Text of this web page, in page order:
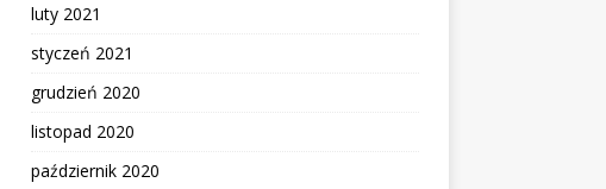
luty 2021
styczeń 2021
grudzień 2020
listopad 2020
październik 2020